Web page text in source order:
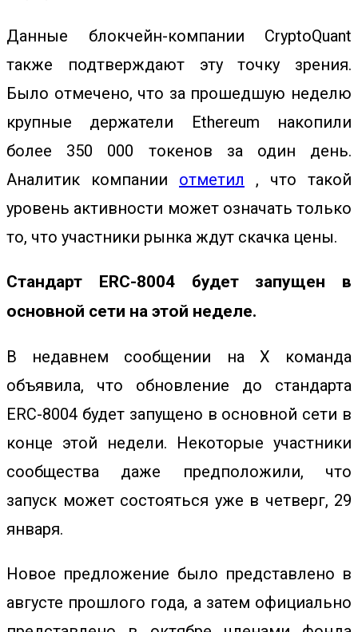
Данные блокчейн-компании CryptoQuant
также подтверждают эту точку зрения.
Было отмечено, что за прошедшую неделю
крупные держатели Ethereum накопили
более 350 000 токенов за один день.
Аналитик компании отметил , что такой
уровень активности может означать только
то, что участники рынка ждут скачка цены.
Стандарт ERC-8004 будет запущен в
основной сети на этой неделе.
В недавнем сообщении на X команда
объявила, что обновление до стандарта
ERC-8004 будет запущено в основной сети в
конце этой недели. Некоторые участники
сообщества даже предположили, что
запуск может состояться уже в четверг, 29
января.
Новое предложение было представлено в
августе прошлого года, а затем официально